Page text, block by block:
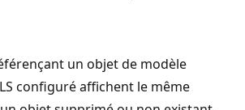
un objet de modèle
configuré affichent le même